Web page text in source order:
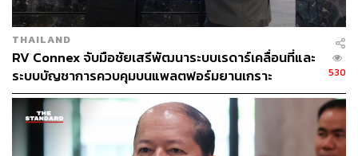
อุตสาหกรรมป้องกันประเทศของไทย อีกทั้งยังรู้สึกยินดีเป็น
อย่างยิ่งที่เห็นภาคเอกชนของไทยให้ความสำคัญกับการวิจัย
และพัฒนาอุตสาหกรรมป้องกันประเทศ สอดคล้องกับ
นโยบายของรัฐบาลในการส่งเสริมอุตสาหกรรมป้องกัน
ประเทศ ซึ่งเป็นอุตสาหกรรมเป้าหมาย (New S-curve) พิเศษ
ที่ 11 และสอดคล้องกับนโยบายของกระทรวงกลาโหมที่ส่ง
เสริมให้เกิดการเอื้ออำนวยต่อการดำเนินกิจการอุตสาหกรรม
ป้องกันประเทศของภาคเอกชน
THAILAND
RV Connex จับมือชัยเสรีพัฒนาระบบเรดาร์เคลื่อนที่และ
ระบบบัญชาการควบคุมบนแพลตฟอร์มยานเกราะ
530